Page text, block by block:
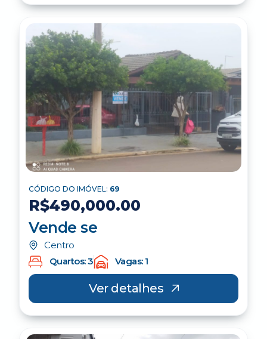
CÓDIGO DO IMÓVEL: 69
R$490,000.00
Vende se
Centro
Quartos: 3
Vagas: 1
Ver detalhes